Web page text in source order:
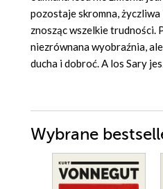
pozostaje skromna, życzliwa
znosząc wszelkie trudności.
niezrównana wyobraźnia,
ducha i dobroć. A los Sary
Wybrane